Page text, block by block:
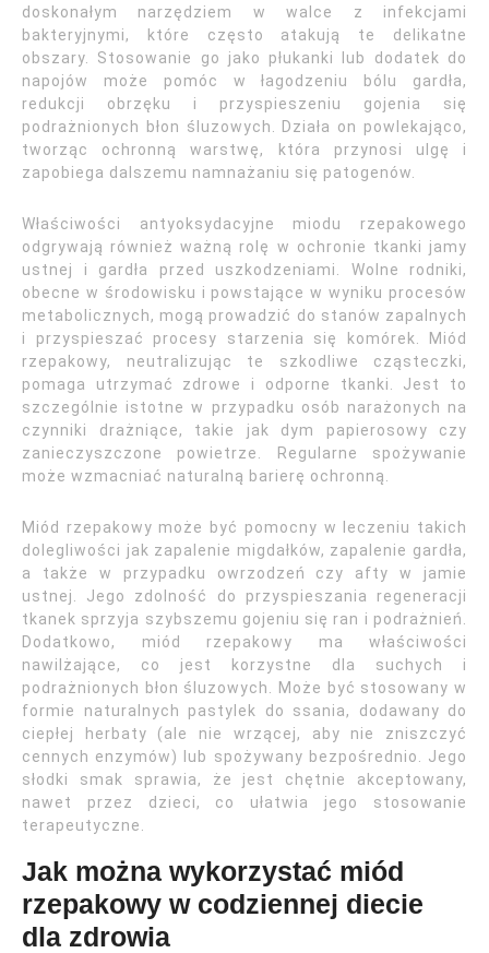
doskonałym narzędziem w walce z infekcjami
bakteryjnymi, które często atakują te delikatne
obszary. Stosowanie go jako płukanki lub dodatek do
napojów może pomóc w łagodzeniu bólu gardła,
redukcji obrzęku i przyspieszeniu gojenia się
podrażnionych błon śluzowych. Działa on powlekająco,
tworząc ochronną warstwę, która przynosi ulgę i
zapobiega dalszemu namnażaniu się patogenów.
Właściwości antyoksydacyjne miodu rzepakowego
odgrywają również ważną rolę w ochronie tkanki jamy
ustnej i gardła przed uszkodzeniami. Wolne rodniki,
obecne w środowisku i powstające w wyniku procesów
metabolicznych, mogą prowadzić do stanów zapalnych
i przyspieszać procesy starzenia się komórek. Miód
rzepakowy, neutralizując te szkodliwe cząsteczki,
pomaga utrzymać zdrowe i odporne tkanki. Jest to
szczególnie istotne w przypadku osób narażonych na
czynniki drażniące, takie jak dym papierosowy czy
zanieczyszczone powietrze. Regularne spożywanie
może wzmacniać naturalną barierę ochronną.
Miód rzepakowy może być pomocny w leczeniu takich
dolegliwości jak zapalenie migdałków, zapalenie gardła,
a także w przypadku owrzodzeń czy afty w jamie
ustnej. Jego zdolność do przyspieszania regeneracji
tkanek sprzyja szybszemu gojeniu się ran i podrażnień.
Dodatkowo, miód rzepakowy ma właściwości
nawilżające, co jest korzystne dla suchych i
podrażnionych błon śluzowych. Może być stosowany w
formie naturalnych pastylek do ssania, dodawany do
ciepłej herbaty (ale nie wrzącej, aby nie zniszczyć
cennych enzymów) lub spożywany bezpośrednio. Jego
słodki smak sprawia, że jest chętnie akceptowany,
nawet przez dzieci, co ułatwia jego stosowanie
terapeutyczne.
Jak można wykorzystać miód
rzepakowy w codziennej diecie
dla zdrowia